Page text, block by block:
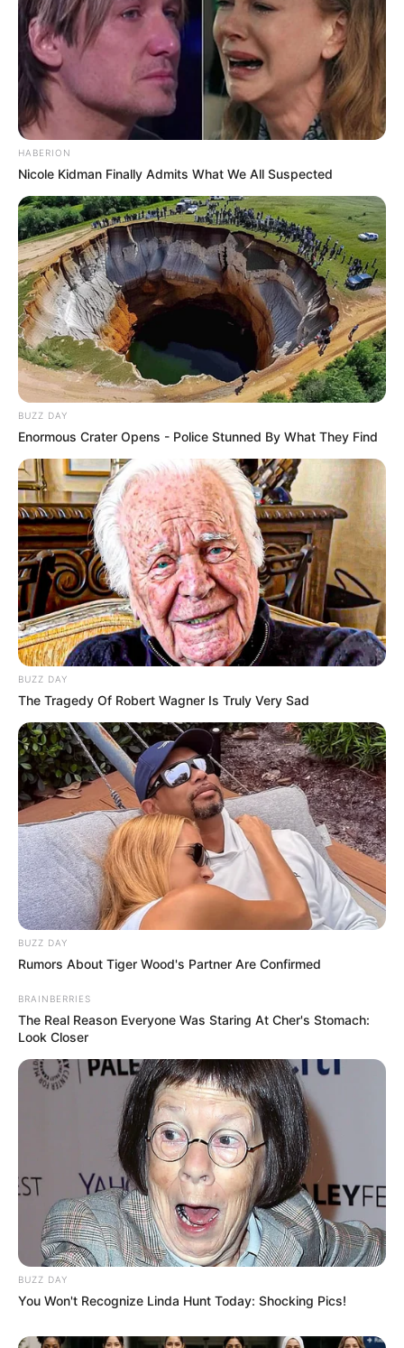
HABERION
Nicole Kidman Finally Admits What We All Suspected
BUZZ DAY
Enormous Crater Opens - Police Stunned By What They Find
BUZZ DAY
The Tragedy Of Robert Wagner Is Truly Very Sad
BUZZ DAY
Rumors About Tiger Wood's Partner Are Confirmed
BRAINBERRIES
The Real Reason Everyone Was Staring At Cher's Stomach:
Look Closer
BUZZ DAY
You Won't Recognize Linda Hunt Today: Shocking Pics!